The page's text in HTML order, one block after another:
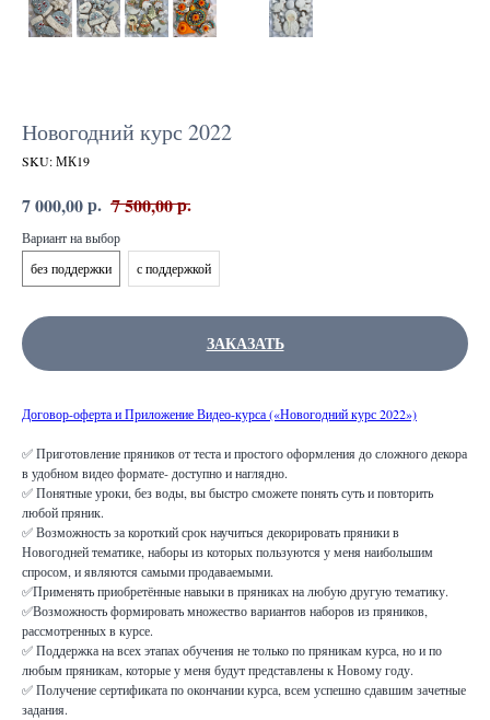
Новогодний курс 2022
SKU:МК19
7 000,00р. 7 500,00р.
Вариант на выбор
без поддержки
с поддержкой
ЗАКАЗАТЬ
Договор-оферта и Приложение Видео-курса («Новогодний курс 2022»)
✅ Приготовление пряников от теста и простого оформления до сложного декора
в удобном видео формате- доступно и наглядно.
✅ Понятные уроки, без воды, вы быстро сможете понять суть и повторить
любой пряник.
✅ Возможность за короткий срок научиться декорировать пряники в
Новогодней тематике, наборы из которых пользуются у меня наибольшим
спросом, и являются самыми продаваемыми.
✅Применять приобретённые навыки в пряниках на любую другую тематику.
✅Возможность формировать множество вариантов наборов из пряников,
рассмотренных в курсе.
✅ Поддержка на всех этапах обучения не только по пряникам курса, но и по
любым пряникам, которые у меня будут представлены к Новому году.
✅ Получение сертификата по окончании курса, всем успешно сдавшим зачетные
задания.